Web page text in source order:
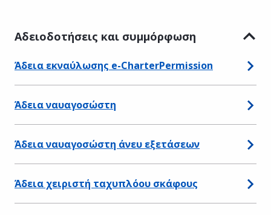
Αδειοδοτήσεις και συμμόρφωση
Άδεια εκναύλωσης e-CharterPermission
Άδεια ναυαγοσώστη
Άδεια ναυαγοσώστη άνευ εξετάσεων
Άδεια χειριστή ταχυπλόου σκάφους